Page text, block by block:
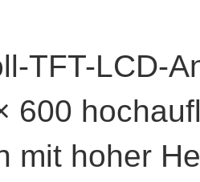
TFT-LCD-
600
mit hoher